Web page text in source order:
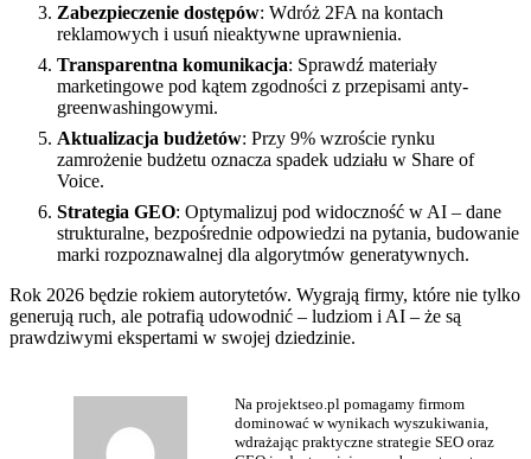
Zabezpieczenie dostępów: Wdróż 2FA na kontach
reklamowych i usuń nieaktywne uprawnienia.
Transparentna komunikacja: Sprawdź materiały
marketingowe pod kątem zgodności z przepisami anty-
greenwashingowymi.
Aktualizacja budżetów: Przy 9% wzroście rynku
zamrożenie budżetu oznacza spadek udziału w Share of
Voice.
Strategia GEO: Optymalizuj pod widoczność w AI – dane
strukturalne, bezpośrednie odpowiedzi na pytania, budowanie
marki rozpoznawalnej dla algorytmów generatywnych.
Rok 2026 będzie rokiem autorytetów. Wygrają firmy, które nie tylko
generują ruch, ale potrafią udowodnić – ludziom i AI – że są
prawdziwymi ekspertami w swojej dziedzinie.
Na projektseo.pl pomagamy firmom
dominować w wynikach wyszukiwania,
wdrażając praktyczne strategie SEO oraz